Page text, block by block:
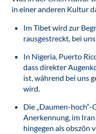
in einer anderen Kultur
Im Tibet wird zur
rausgestreckt, bei
In Nigeria, Puerto
dass direkter
ist, während bei uns
wird.
Die „Daumen-hoch“-
Anerkennung, im
hingegen als obszön